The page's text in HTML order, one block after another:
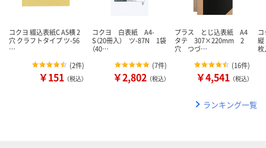
コクヨ 綴込表紙C A5横 2
穴 クラフトタイプ ツ-56
…
(2件)
￥151 （税込）
コクヨ 白表紙 A4-
S（20冊入） ツ-87N 1袋
（40…
(7件)
￥2,802 （税込）
プラス とじ込表紙 A4
タテ 307×220mm 2
穴 つづ…
(16件)
￥4,541 （税込）
枚
ランキング一覧